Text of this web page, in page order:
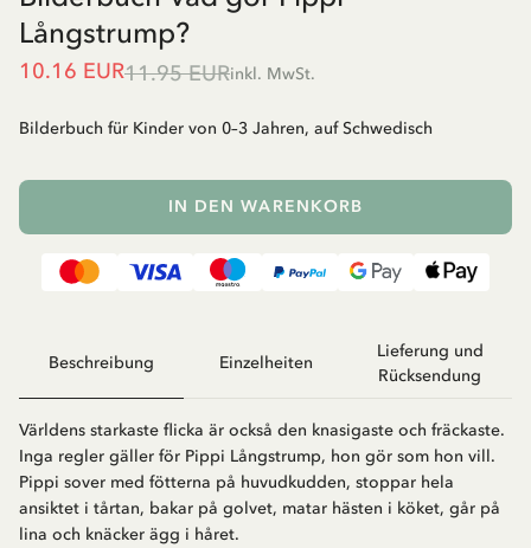
Långstrump?
10.16 EUR11.95 EURinkl. MwSt.
Bilderbuch für Kinder von 0–3 Jahren, auf Schwedisch
IN DEN WARENKORB
Beschreibung Einzelheiten
Lieferung und
Rücksendung
Världens starkaste flicka är också den knasigaste och fräckaste.
Inga regler gäller för Pippi Långstrump, hon gör som hon vill.
Pippi sover med fötterna på huvudkudden, stoppar hela
ansiktet i tårtan, bakar på golvet, matar hästen i köket, går på
lina och knäcker ägg i håret.